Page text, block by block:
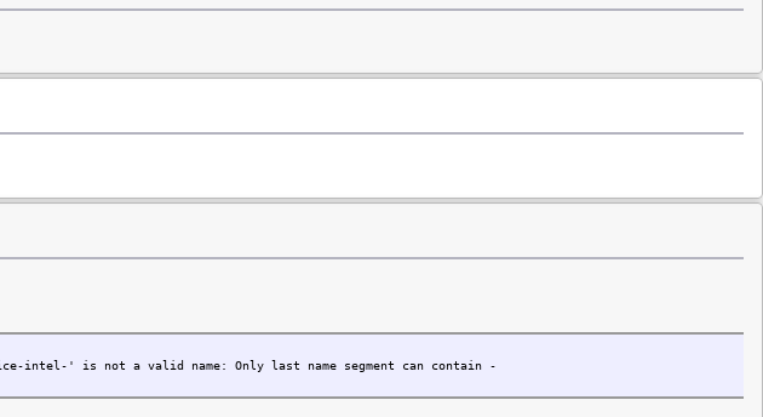
intel-' is not a valid name: Only last name segment can contain -